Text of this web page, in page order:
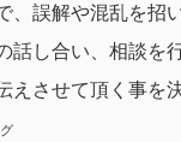
、誤解や混乱を招
話し合い、相談を
えさせて頂く事を